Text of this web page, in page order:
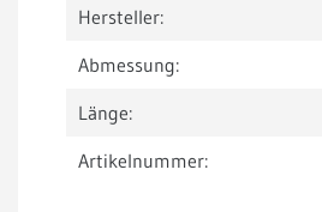
Hersteller:
Abmessung:
Länge:
Artikelnummer: